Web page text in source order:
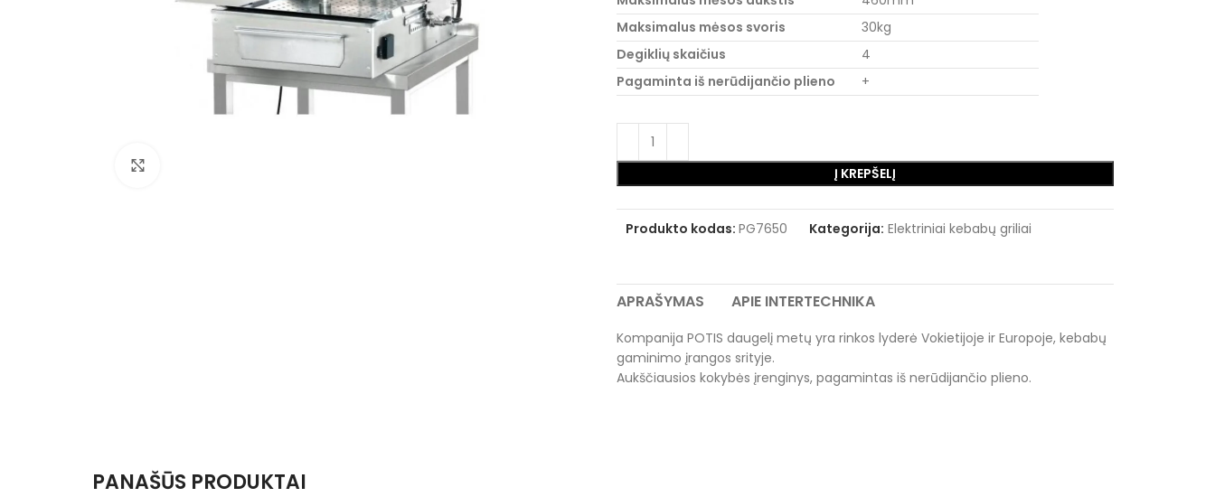
Maksimalus mėsos svoris
30kg
Degiklių skaičius
4
Pagaminta iš nerūdijančio plieno
+
Į KREPŠELĮ
Produkto kodas: PG7650 Kategorija: Elektriniai kebabų griliai
APRAŠYMAS APIE INTERTECHNIKA
Kompanija POTIS daugelį metų yra rinkos lyderė Vokietijoje ir Europoje, kebabų
gaminimo įrangos srityje.
Aukščiausios kokybės įrenginys, pagamintas iš nerūdijančio plieno.
PANAŠŪS PRODUKTAI